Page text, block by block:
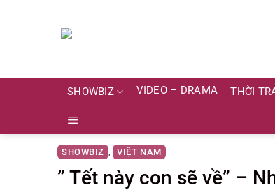
SHOWBIZ VIDEO – DRAMA THỜI
SHOWBIZ , VIỆT NAM
” Tết này con sẽ về” –